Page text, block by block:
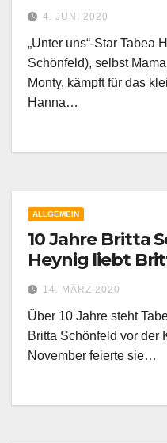
4. JUNI 2020
„Unter uns“-Star Tabea
Schönfeld), selbst
Monty, kämpft für das
Hanna…
ALLGEMEIN
10 Jahre Britta
Heynig liebt
14. MÄRZ 2020
Über 10 Jahre steht
Britta Schönfeld vor der
November feierte sie…